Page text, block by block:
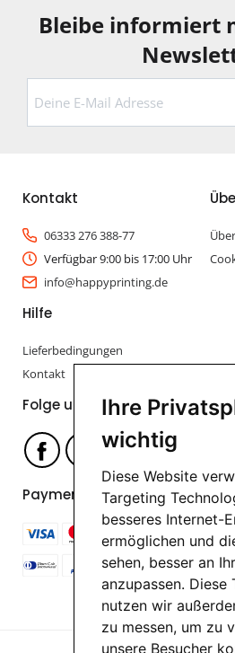
Ihre
wichtig
Diese Website
Targeting
besseres Internet-
ermöglichen und
sehen, besser an
anzupassen. Diese
nutzen wir
zu messen, um zu
unsere Besucher
Bleibe informiert
Kontakt
06333 276 388-77
Verfügbar 9:00 bis 17:00 Uhr
info@happyprinting.de
Hilfe
Lieferbedingungen
Kontakt
Folge uns
Payment options